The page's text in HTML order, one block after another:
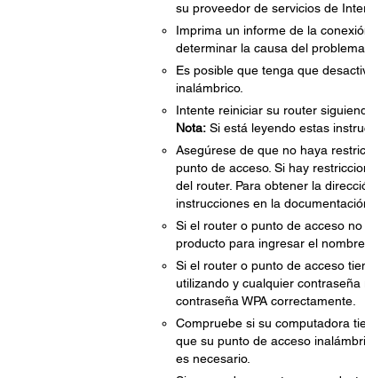
su proveedor de servicios de
Imprima un informe de la
determinar la causa del problema.
Es posible que tenga que
inalámbrico.
Intente reiniciar su router
Nota:Si está leyendo estas
Asegúrese de que no haya
punto de acceso. Si hay
del router. Para obtener la
instrucciones en la
Si el router o punto de acceso
producto para ingresar el
Si el router o punto de acceso
utilizando y cualquier
contraseña WPA correctamente.
Compruebe si su computadora
que su punto de acceso
es necesario.